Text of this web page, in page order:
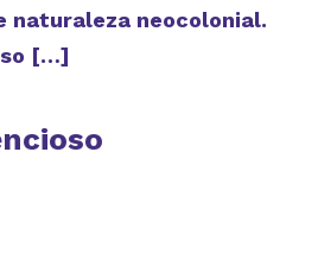
naturaleza neocolonial.
[…]